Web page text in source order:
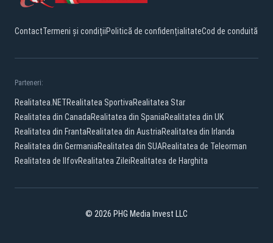
ContactTermeni și condițiiPolitică de confidențialitateCod de conduită
Parteneri:
Realitatea.NETRealitatea SportivaRealitatea Star
Realitatea din CanadaRealitatea din SpaniaRealitatea din UK
Realitatea din FrantaRealitatea din AustriaRealitatea din Irlanda
Realitatea din GermaniaRealitatea din SUARealitatea de Teleorman
Realitatea de IlfovRealitatea ZileiRealitatea de Harghita
© 2026 PHG Media Invest LLC